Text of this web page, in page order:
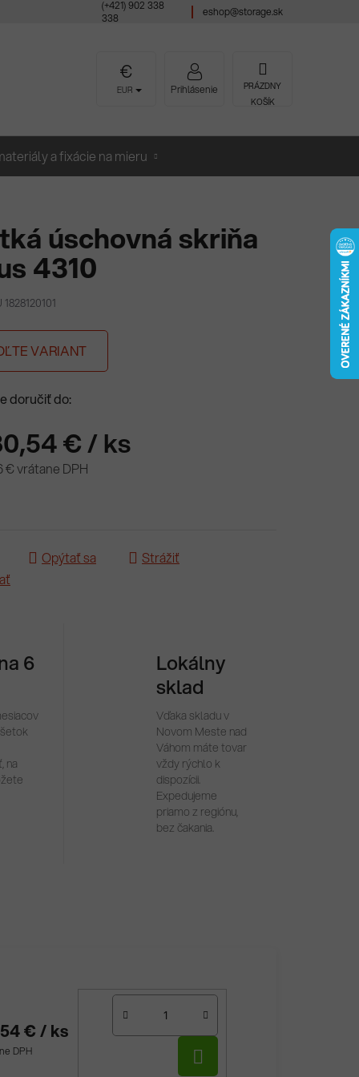
(+421) 902 338
338
eshop@storage.sk
EUR Prihlásenie NÁKUPNÝ
KOŠÍK
PRÁZDNY
KOŠÍK
a fixácie na mieru
úschovná skriňa
4310
VARIANT
doručiť do:
€/ ks
€ vrátane DPH
Opýtať sa
Strážiť
6
na
Lokálny
sklad
Vďaka skladu v
Novom Meste nad
Váhom máte tovar
vždy rýchlo k
dispozícii.
Expedujeme
priamo z regiónu,
bez čakania.
€ / ks
DPH